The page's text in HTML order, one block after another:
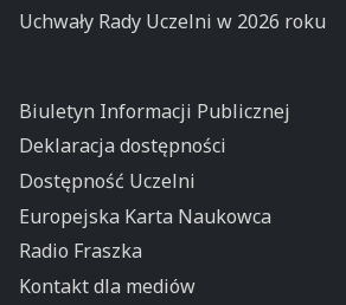
Uchwały Rady Uczelni w 2026 roku
Biuletyn Informacji Publicznej
Deklaracja dostępności
Dostępność Uczelni
Europejska Karta Naukowca
Radio Fraszka
Kontakt dla mediów